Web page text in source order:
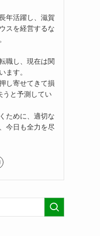
年活躍し、滋賀
スを経営するな
職し、現在は関
ます。
し寄せてきて損
うと予測してい
ために、適切な
今日も全力を尽